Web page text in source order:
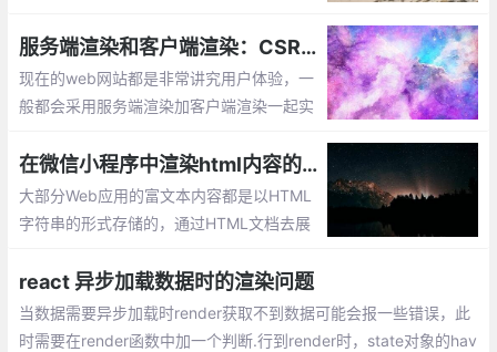
e现成的指令来解决这个问题：v-cloak
服务端渲染和客户端渲染：CSR和SSR
现在的web网站都是非常讲究用户体验，一
般都会采用服务端渲染加客户端渲染一起实
（SEO），利于被网页爬虫抓取数据，多见
于电商网站商品信息获取等。客户端渲染不
利于搜索引擎优化
在微信小程序中渲染html内容的实现
大部分Web应用的富文本内容都是以HTML
字符串的形式存储的，通过HTML文档去展
小程序（下文简称为「小程序」）中，应当
如何渲染这部分内容呢？
react 异步加载数据时的渲染问题
当数据需要异步加载时render获取不到数据可能会报一些错误，此
时需要在render函数中加一个判断.行到render时，state对象的hav